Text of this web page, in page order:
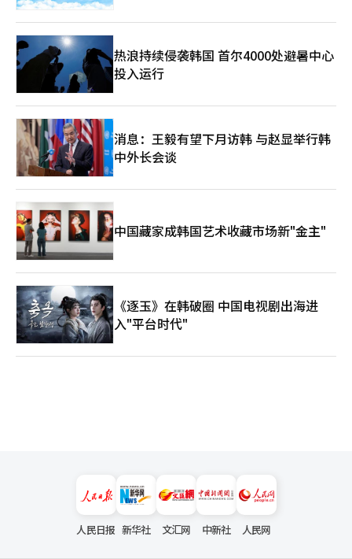
热浪持续侵袭韩国 首尔4000处避暑中心
投入运行
消息：王毅有望下月访韩 与赵显举行韩
中外长会谈
中国藏家成韩国艺术收藏市场新"金主"
《逐玉》在韩破圈 中国电视剧出海进
入"平台时代"
人民日报 新华社 文汇网 中新社 人民网